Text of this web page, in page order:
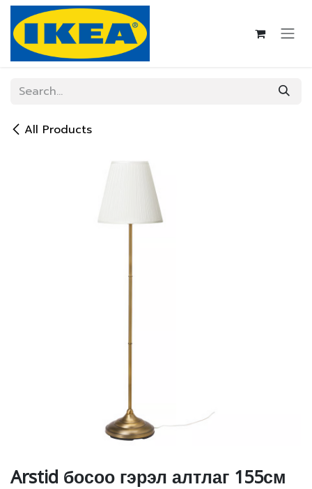
Skip to Content
All Products
Arstid босоо гэрэл алтлаг 155см